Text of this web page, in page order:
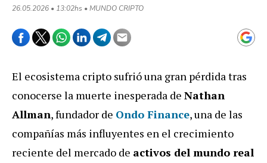
26.05.2026 • 13:02hs • MUNDO CRIPTO
El ecosistema cripto sufrió una gran pérdida tras
conocerse la muerte inesperada de Nathan
Allman, fundador de Ondo Finance, una de las
compañías más influyentes en el crecimiento
reciente del mercado de activos del mundo real